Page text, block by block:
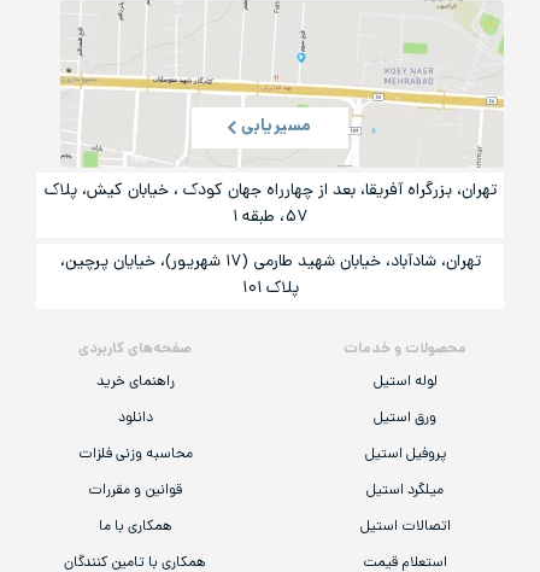
محصولات و خدمات
لوله استیل
ورق استیل
پروفیل استیل
میلگرد استیل
اتصالات استیل
استعلام قیمت
صفحه‌های کاربردی
راهنمای خرید
دانلود
محاسبه وزنی فلزات
قوانین و مقررات
همکاری با ما
همکاری با تامین کنندگان
مسیریابی
تهران، بزرگراه آفریقا، بعد از چهارراه جهان کودک ، خیابان کیش، پلاک
۵۷، طبقه ۱
تهران، شادآباد، خیابان شهید طارمی (۱۷ شهریور)، خیایان پرچین،
پلاک ۱۰۱